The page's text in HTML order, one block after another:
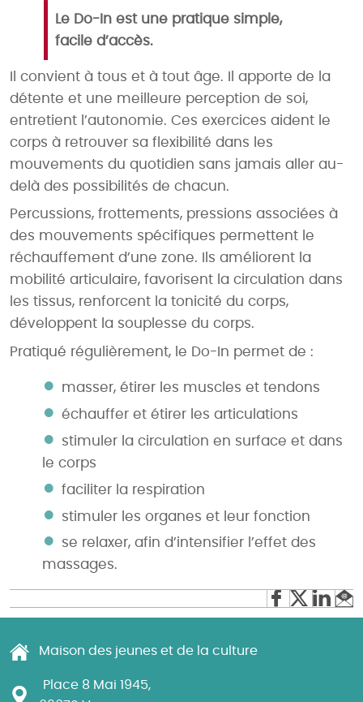
Le Do-In est une pratique simple,
facile d’accès.
Il convient à tous et à tout âge. Il apporte de la
détente et une meilleure perception de soi,
entretient l’autonomie. Ces exercices aident le
corps à retrouver sa flexibilité dans les
mouvements du quotidien sans jamais aller au-
delà des possibilités de chacun.
Percussions, frottements, pressions associées à
des mouvements spécifiques permettent le
réchauffement d’une zone. Ils améliorent la
mobilité articulaire, favorisent la circulation dans
les tissus, renforcent la tonicité du corps,
développent la souplesse du corps.
Pratiqué régulièrement, le Do-In permet de :
masser, étirer les muscles et tendons
échauffer et étirer les articulations
stimuler la circulation en surface et dans
le corps
faciliter la respiration
stimuler les organes et leur fonction
se relaxer, afin d’intensifier l’effet des
massages.
Maison des jeunes et de la culture
Place 8 Mai 1945,